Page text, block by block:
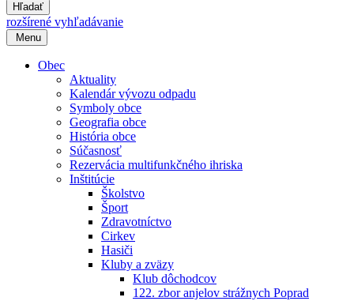
Hľadať
rozšírené vyhľadávanie
Menu
Obec
Aktuality
Kalendár vývozu odpadu
Symboly obce
Geografia obce
História obce
Súčasnosť
Rezervácia multifunkčného ihriska
Inštitúcie
Školstvo
Šport
Zdravotníctvo
Cirkev
Hasiči
Kluby a zväzy
Klub dôchodcov
122. zbor anjelov strážnych Poprad